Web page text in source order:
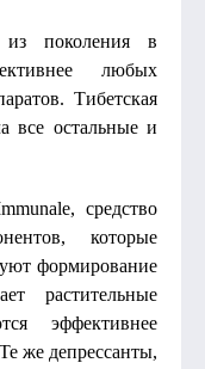
из поколения в
любых
Тибетская
все остальные и
средство
которые
формирование
растительные
эффективнее
же депрессанты,